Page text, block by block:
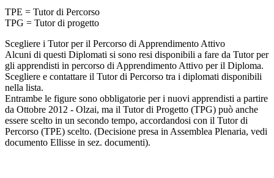
TPE = Tutor di Percorso
TPG = Tutor di progetto
Scegliere i Tutor per il Percorso di Apprendimento Attivo
Alcuni di questi Diplomati si sono resi disponibili a fare da Tutor per
gli apprendisti in percorso di Apprendimento Attivo per il Diploma.
Scegliere e contattare il Tutor di Percorso tra i diplomati disponibili
nella lista.
Entrambe le figure sono obbligatorie per i nuovi apprendisti a partire
da Ottobre 2012 - Olzai, ma il Tutor di Progetto (TPG) può anche
essere scelto in un secondo tempo, accordandosi con il Tutor di
Percorso (TPE) scelto. (Decisione presa in Assemblea Plenaria, vedi
documento Ellisse in sez. documenti).